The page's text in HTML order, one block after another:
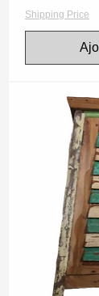
Shipping Price